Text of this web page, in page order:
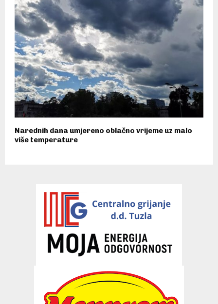
Narednih dana umjereno oblačno vrijeme uz malo
više temperature